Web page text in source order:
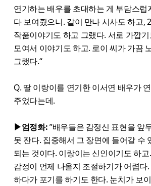
연기하는 배우를 초대하는 게 부담스럽
다 보여줬으니. 같이 만나 시사도 하고,
작품이야기도 하고 그랬다. 서로 가깝
모여서 이야기도 하고. 로이 씨가 가끔
그랬다.“
Q. 딸 이랑이를 연기한 이서연 배우가
주었다는데.
▶엄정화:”배우들은 감정신 표현을 앞
못 잔다. 집중해서 그 장면에 들어갈 수
되는 것이다. 이랑이는 신인이기도 하
감정이 언제 나올지 조절하기가 어렵다
하다가 포기를 하기도 한다. 눈치가 보